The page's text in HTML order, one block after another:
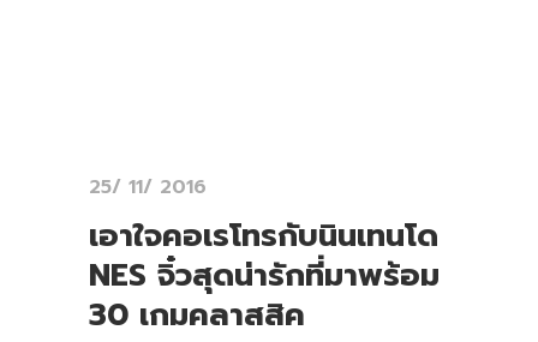
25/ 11/ 2016
เอาใจคอเรโทรกับนินเทนโด
NES จิ๋วสุดน่ารักที่มาพร้อม
30 เกมคลาสสิค